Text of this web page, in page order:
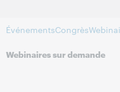
ÉvénementsCongrès
Webinaires sur demande